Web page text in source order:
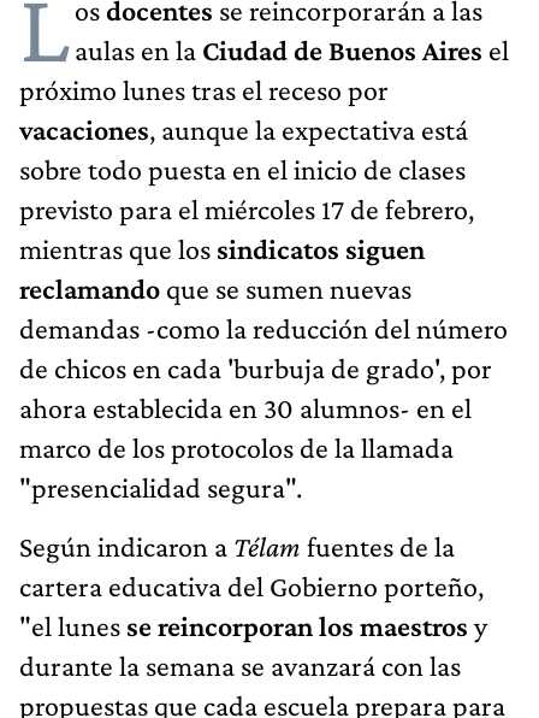
Losdocentes se reincorporarán a las
aulas en la Ciudad de Buenos Aires el
próximo lunes tras el receso por
vacaciones, aunque la expectativa está
sobre todo puesta en el inicio de clases
previsto para el miércoles 17 de febrero,
mientras que los sindicatos siguen
reclamando que se sumen nuevas
demandas -como la reducción del número
de chicos en cada 'burbuja de grado', por
ahora establecida en 30 alumnos- en el
marco de los protocolos de la llamada
"presencialidad segura".
Según indicaron a Télam fuentes de la
cartera educativa del Gobierno porteño,
"el lunes se reincorporan los maestros y
durante la semana se avanzará con las
propuestas que cada escuela prepara para